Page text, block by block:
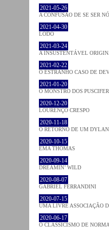
2021-05-26
A CONFUSÃO DE SE SER
2021-04-30
LODO
2021-03-24
A INSUSTENTÁVEL
2021-02-22
O ESTRANHO CASO DE
2021-01-20
O MONSTRO DOS PUSCIFER
2020-12-20
LOURENÇO CRESPO
2020-11-18
O RETORNO DE UM DYLAN
2020-10-15
EMA THOMAS
2020-09-14
DREAMIN’ WILD
2020-08-07
GABRIEL FERRANDINI
2020-07-15
UMA LIVRE ASSOCIAÇÃO
2020-06-17
O CLASSICISMO DE